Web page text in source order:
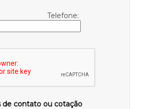
Telefone:
de contato ou cotação